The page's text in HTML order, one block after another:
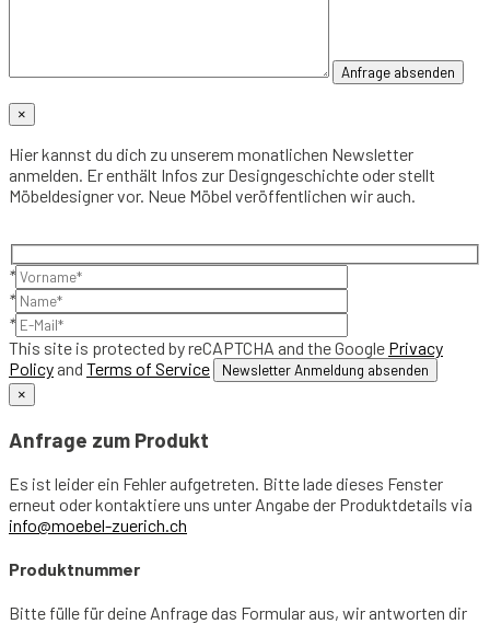
×
Hier kannst du dich zu unserem monatlichen Newsletter
anmelden. Er enthält Infos zur Designgeschichte oder stellt
Möbeldesigner vor. Neue Möbel veröffentlichen wir auch.
*
*
*
This site is protected by reCAPTCHA and the Google Privacy
Policy and Terms of Service
×
Anfrage zum Produkt
Es ist leider ein Fehler aufgetreten. Bitte lade dieses Fenster
erneut oder kontaktiere uns unter Angabe der Produktdetails via
info@moebel-zuerich.ch
Produktnummer
Bitte fülle für deine Anfrage das Formular aus, wir antworten dir